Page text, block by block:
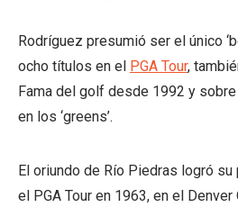
Rodríguez presumió ser el único
ocho títulos en el PGA Tour,
Fama del golf desde 1992 y
en los ‘greens’.
El oriundo de Río Piedras logró
el PGA Tour en 1963, en el Denver